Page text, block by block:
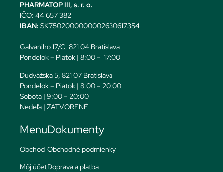
PHARMATOP III, s. r. o.
IČO: 44 657 382
IBAN: SK7502000000002630617354
Galvaniho 17/C, 821 04 Bratislava
Pondelok – Piatok | 8:00 – 17:00
Dudvážska 5, 821 07 Bratislava
Pondelok – Piatok | 8:00 – 20:00
Sobota | 9:00 – 20:00
Nedeľa | ZATVORENÉ
Menu
Obchod
Môj účet
Dokumenty
Obchodné podmienky
Doprava a platba